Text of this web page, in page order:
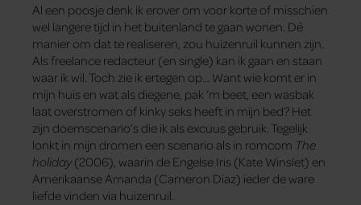
Al een poosje denk ik erover om voor korte of misschien
wel langere tijd in het buitenland te gaan wonen. Dé
manier om dat te realiseren, zou huizenruil kunnen zijn.
Als freelance redacteur (en single) kan ik gaan en staan
waar ik wil. Toch zie ik ertegen op… Want wie komt er in
mijn huis en wat als diegene, pak ’m beet, een wasbak
laat overstromen of kinky seks heeft in mijn bed? Het
zijn doemscenario’s die ik als excuus gebruik. Tegelijk
lonkt in mijn dromen een scenario als in romcom The
holiday (2006), waarin de Engelse Iris (Kate Winslet) en
Amerikaanse Amanda (Cameron Diaz) ieder de ware
liefde vinden via huizenruil.